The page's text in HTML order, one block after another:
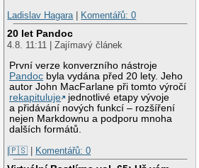
Ladislav Hagara | Komentářů: 0
20 let Pandoc
4.8. 11:11 | Zajímavý článek
První verze konverzního nástroje
Pandoc byla vydána před 20 lety. Jeho
autor John MacFarlane při tomto výročí
rekapituluje
jednotlivé etapy vývoje
a přidávání nových funkcí – rozšíření
nejen Markdownu a podporu mnoha
dalších formátů.
|🇵🇸 | Komentářů: 0